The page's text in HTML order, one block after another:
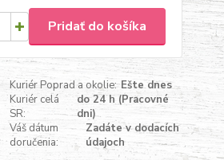
Pridať do košíka
Kuriér Poprad a okolie: Ešte dnes
Kuriér celá
SR:
do 24 h (Pracovné
dni)
Váš dátum
doručenia:
Zadáte v dodacích
údajoch